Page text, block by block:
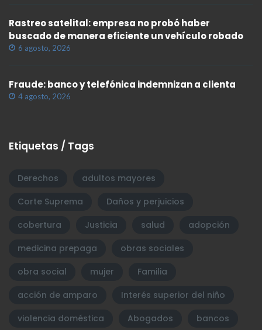
Rastreo satelital: empresa no probó haber
buscado de manera eficiente un vehículo robado
6 agosto, 2026
Fraude: banco y telefónica indemnizan a clienta
4 agosto, 2026
Etiquetas / Tags
Derechos
adultos mayores
Corte Suprema
Daños y perjuicios
cobertura
Justicia salud
adopción
medicina prepaga
obras sociales
obra social
mujer
Familia
acción de amparo
Interés superior del niño
violencia doméstica
Abogados
bancos